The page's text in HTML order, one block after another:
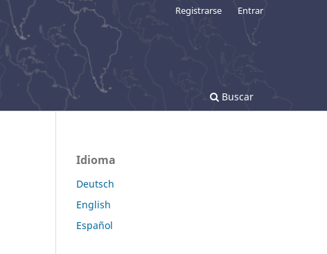
Buscar
Registrarse Entrar
Idioma
Deutsch
English
Español